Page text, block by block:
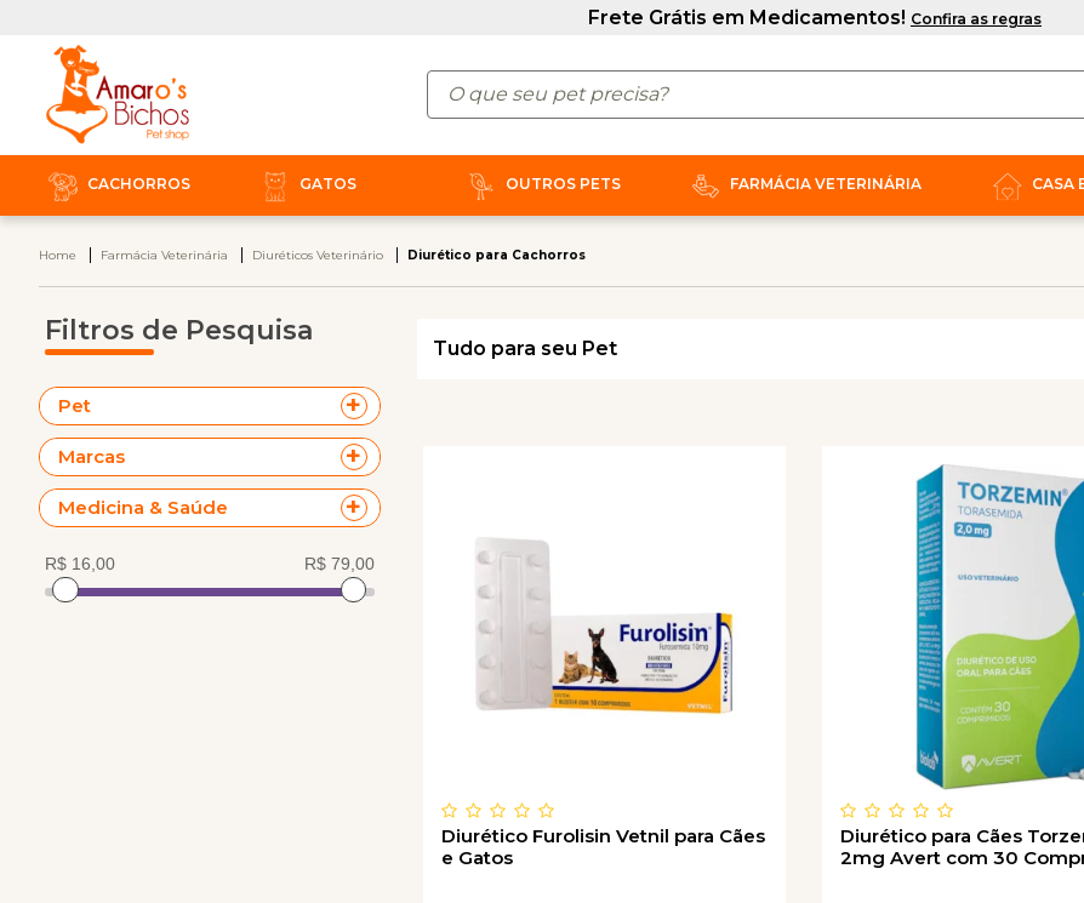
CACHORROS GATOS OUTROS PETS FARMÁCIA VETERINÁRIA CASA
Home Farmácia Veterinária Diuréticos Veterinário Diurético para Cachorros
Filtros de Pesquisa
Pet
Marcas
Medicina & Saúde
Tudo para seu Pet
Diurético Furolisin Vetnil para Cães
e Gatos
Diurético para Cães
2mg Avert com 30